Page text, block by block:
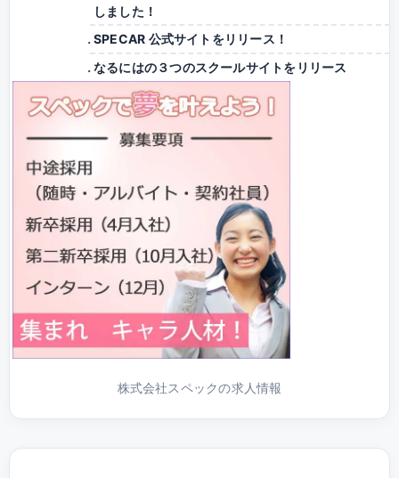
しました！
SPECAR 公式サイトをリリース！
なるにはの３つのスクールサイトをリリース
株式会社スペックの求人情報